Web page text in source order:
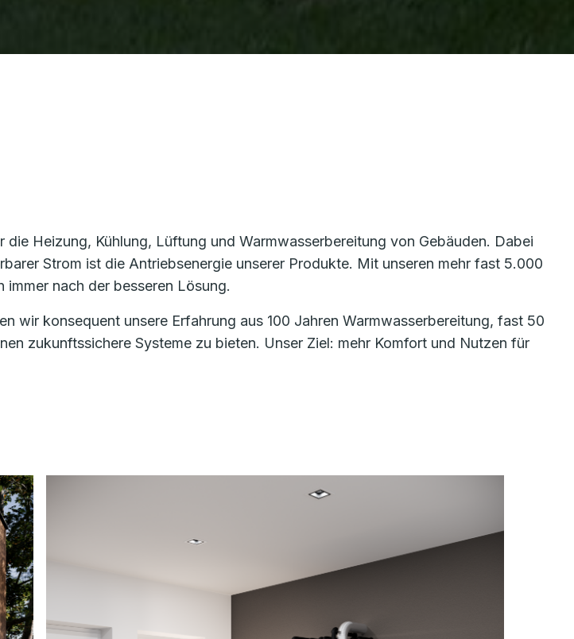
Heizung, Kühlung, Lüftung und Warmwasserbereitung von Gebäuden. Dabei
Strom ist die Antriebsenergie unserer Produkte. Mit unseren mehr fast 5.000
nach der besseren Lösung.
wir konsequent unsere Erfahrung aus 100 Jahren Warmwasserbereitung, fast 50
zukunftssichere Systeme zu bieten. Unser Ziel: mehr Komfort und Nutzen für